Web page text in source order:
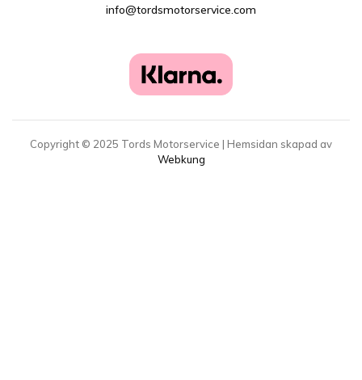
info@tordsmotorservice.com
Copyright © 2025 Tords Motorservice | Hemsidan skapad av
Webkung